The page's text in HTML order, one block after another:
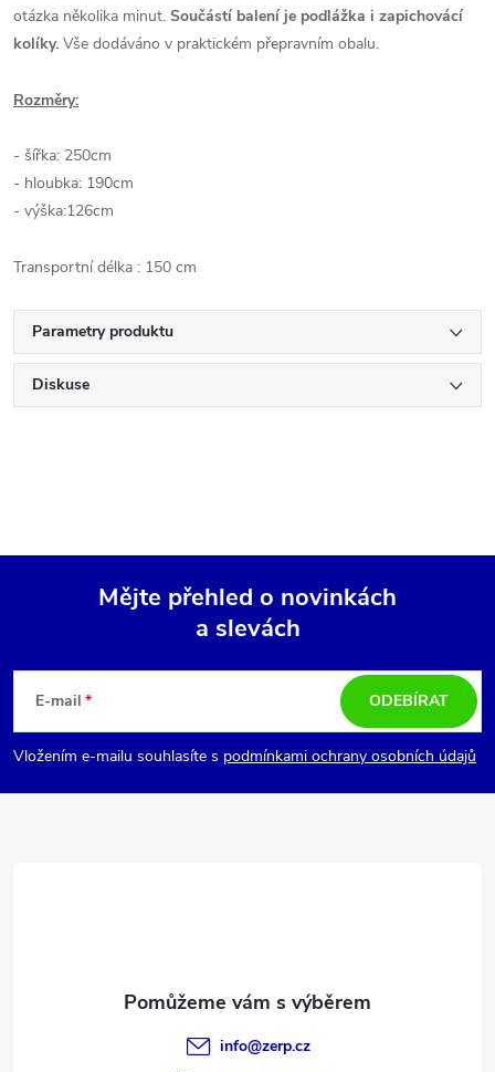
otázka několika minut. Součástí balení je podlážka i zapichovácí
kolíky. Vše dodáváno v praktickém přepravním obalu.
Rozměry:
- šířka: 250cm
- hloubka: 190cm
- výška:126cm
Transportní délka : 150 cm
Parametry produktu
Diskuse
p
a
Mějte přehled o novinkách
a slevách
E-mail
Vložením e-mailu souhlasíte s podmínkami ochrany osobních údajů
ODEBÍRAT
info@zerp.cz